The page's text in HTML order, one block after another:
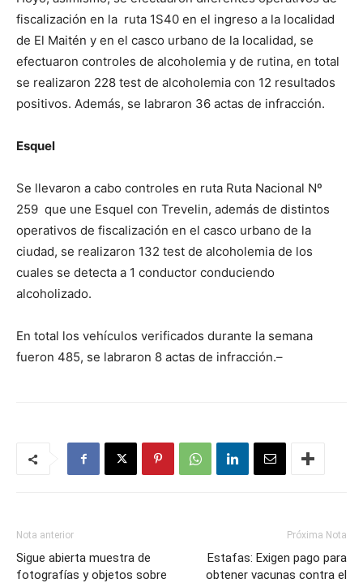
fiscalización en la ruta 1S40 en el ingreso a la localidad
de El Maitén y en el casco urbano de la localidad, se
efectuaron controles de alcoholemia y de rutina, en total
se realizaron 228 test de alcoholemia con 12 resultados
positivos. Además, se labraron 36 actas de infracción.
Esquel
Se llevaron a cabo controles en ruta Ruta Nacional Nº
259 que une Esquel con Trevelin, además de distintos
operativos de fiscalización en el casco urbano de la
ciudad, se realizaron 132 test de alcoholemia de los
cuales se detecta a 1 conductor conduciendo
alcoholizado.
En total los vehículos verificados durante la semana
fueron 485, se labraron 8 actas de infracción.–
Nota anterior
Sigue abierta muestra de
fotografías y objetos sobre
Próxima Nota
Estafas: Exigen pago para
obtener vacunas contra el